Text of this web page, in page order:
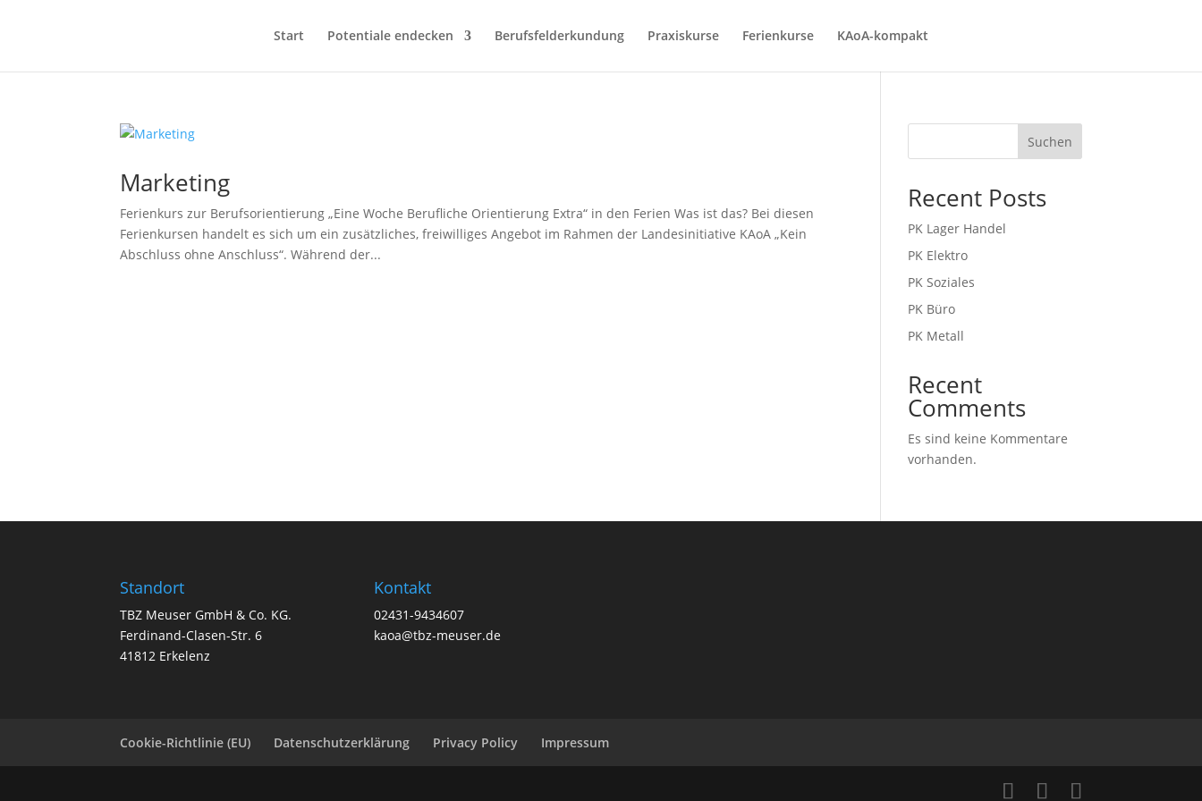
Start Potentiale endecken Berufsfelderkundung Praxiskurse Ferienkurse KAoA-kompakt
Marketing
Ferienkurs zur Berufsorientierung „Eine Woche Berufliche Orientierung Extra“ in den Ferien Was ist das? Bei diesen
Ferienkursen handelt es sich um ein zusätzliches, freiwilliges Angebot im Rahmen der Landesinitiative KAoA „Kein
Abschluss ohne Anschluss“. Während der...
Suchen
Recent Posts
PK Lager Handel
PK Elektro
PK Soziales
PK Büro
PK Metall
Recent
Comments
Es sind keine Kommentare
vorhanden.
Standort
TBZ Meuser GmbH & Co. KG.
Ferdinand-Clasen-Str. 6
41812 Erkelenz
Kontakt
02431-9434607
kaoa@tbz-meuser.de
Cookie-Richtlinie (EU) Datenschutzerklärung Privacy Policy Impressum